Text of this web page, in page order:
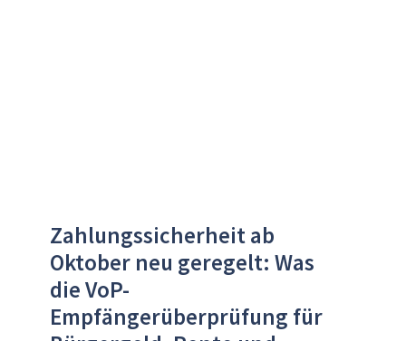
Zahlungssicherheit ab
Oktober neu geregelt: Was
die VoP-
Empfängerüberprüfung für